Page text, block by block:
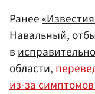
Ранее
Навальный,
в
области,
из-за